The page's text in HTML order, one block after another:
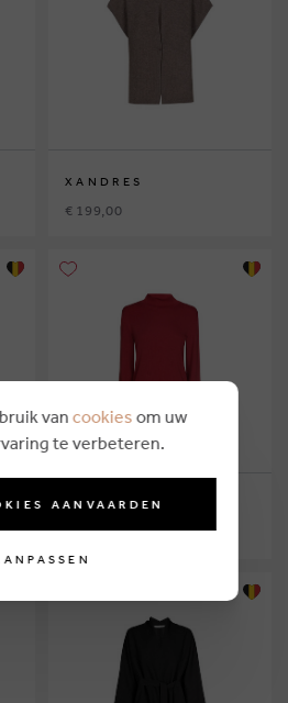
XANDRES
€ 199,00
XANDRES
€ 99,00
van cookies om uw
te verbeteren.
AANVAARDEN